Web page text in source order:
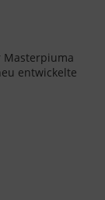
Masterpiuma
entwickelte